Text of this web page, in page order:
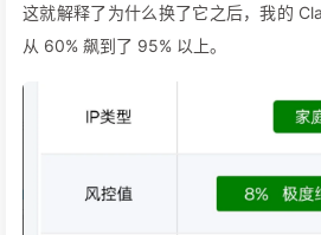
这就解释了为什么换了它之后，我的
从 60% 飙到了 95% 以上。